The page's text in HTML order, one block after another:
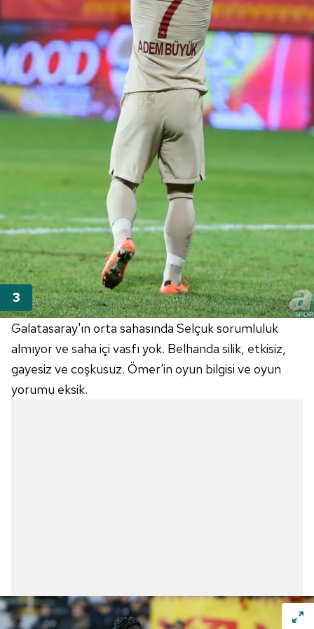
Galatasaray'ın orta sahasında Selçuk sorumluluk
almıyor ve saha içi vasfı yok. Belhanda silik, etkisiz,
gayesiz ve coşkusuz. Ömer'in oyun bilgisi ve oyun
yorumu eksik.